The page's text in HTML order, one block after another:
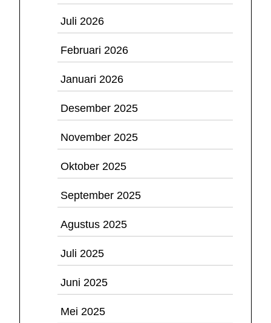
Juli 2026
Februari 2026
Januari 2026
Desember 2025
November 2025
Oktober 2025
September 2025
Agustus 2025
Juli 2025
Juni 2025
Mei 2025